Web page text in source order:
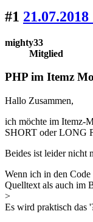
#1
mighty33
Mitglied
PHP im Itemz
Hallo Zusammen,
ich möchte im Itemz-
SHORT oder LONG
Beides ist leider nicht
Wenn ich in den
Quelltext als auch im
>
Es wird praktisch das